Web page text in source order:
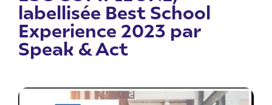
labellisée Best School
Experience 2023 par
Speak & Act